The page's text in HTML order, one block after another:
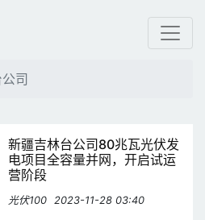
台公司 |
司
新疆吉林台公司80兆瓦光伏发
电项目全容量并网，开启试运
营阶段
光伏100 2023-11-28 03:40